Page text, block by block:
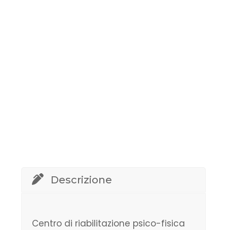
Descrizione
Centro di riabilitazione psico-fisica